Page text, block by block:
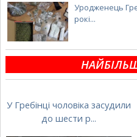
Уродженець
рокі...
У Гребінці чоловіка засудили
до шести р...